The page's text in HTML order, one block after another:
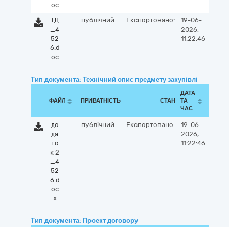
oc
ТД
_4
52
6.d
oc
публічний Експортовано:
19-06-
2026,
11:22:46
Тип документа: Технічний опис предмету закупівлі
ФАЙЛ ПРИВАТНІСТЬ СТАН
ДАТА
ТА
ЧАС
до
да
то
к 2
_4
52
6.d
oc
x
публічний Експортовано:
19-06-
2026,
11:22:46
Тип документа: Проект договору